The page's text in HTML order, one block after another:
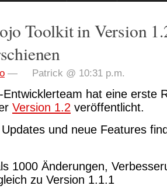
Toolkit in Version
— Patrick @ 10:31 p.m.
-Entwicklerteam hat eine erste
Version 1.2 veröffentlicht.
und neue Features
1000 Änderungen,
zu Version 1.1.1